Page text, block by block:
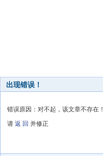
出现错误！
错误原因：对不起，该文章不存在！
请 返 回 并修正